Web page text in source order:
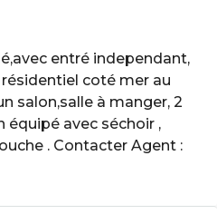
entré independant,
coté mer au
salon,salle à manger, 2
équipé avec séchoir ,
. Contacter Agent :